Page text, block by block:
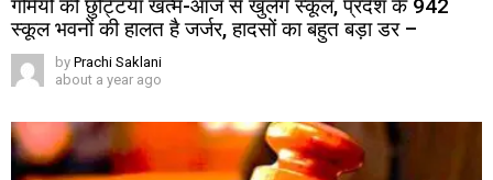
गर्मियों की छुट्टियां खत्म-आज से खुलेंगे स्कूल, प्रदेश के 942
स्कूल भवनों की हालत है जर्जर, हादसों का बहुत बड़ा डर –
by Prachi Saklani
about a year ago